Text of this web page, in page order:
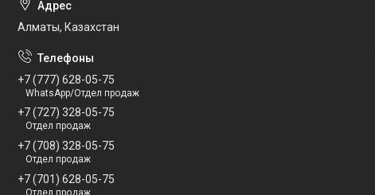
Алматы, Казахстан
+7 (777) 628-05-75
WhatsApp/Отдел продаж
+7 (727) 328-05-75
Отдел продаж
+7 (708) 328-05-75
Отдел продаж
+7 (701) 628-05-75
Отдел продаж